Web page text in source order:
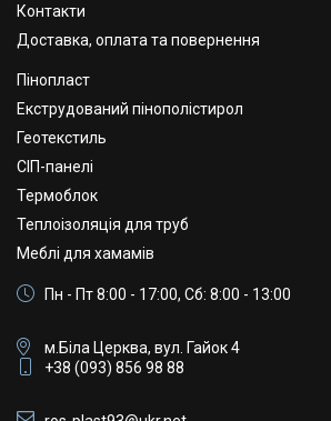
Контакти
Доставка, оплата та повернення
Пінопласт
Екструдований пінополістирол
Геотекстиль
СІП-панелі
Термоблок
Теплоізоляція для труб
Меблі для хамамів
Пн - Пт 8:00 - 17:00, Сб: 8:00 - 13:00
м.Біла Церква, вул. Гайок 4
+38 (093) 856 98 88